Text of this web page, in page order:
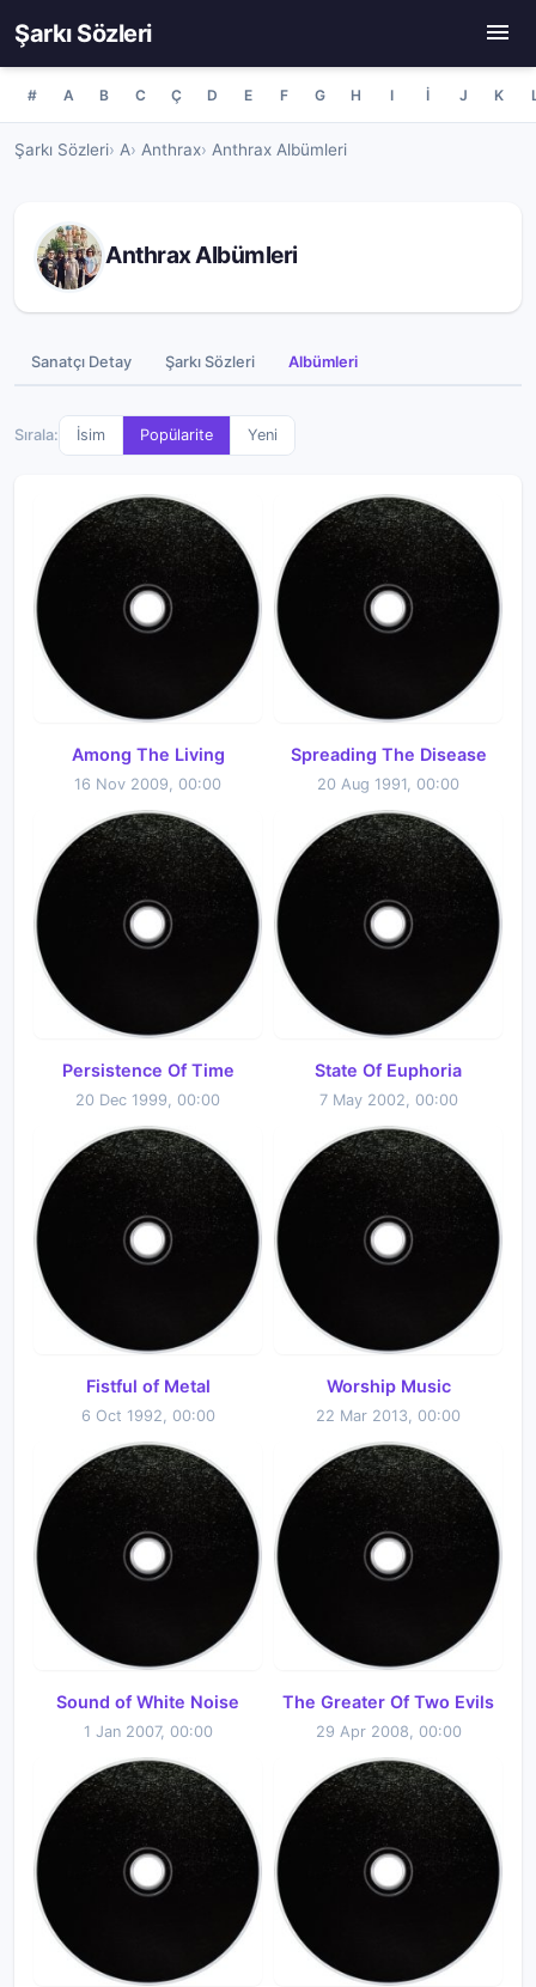
Şarkı Sözleri
# A B C Ç D E F G H I İ J K
Şarkı Sözleri A Anthrax Anthrax Albümleri
Anthrax Albümleri
Sanatçı Detay Şarkı Sözleri Albümleri
Sırala: İsim Popülarite Yeni
Among The Living
16 Nov 2009, 00:00
Spreading The Disease
20 Aug 1991, 00:00
Persistence Of Time
20 Dec 1999, 00:00
State Of Euphoria
7 May 2002, 00:00
Fistful of Metal
6 Oct 1992, 00:00
Worship Music
22 Mar 2013, 00:00
Sound of White Noise
1 Jan 2007, 00:00
The Greater Of Two Evils
29 Apr 2008, 00:00